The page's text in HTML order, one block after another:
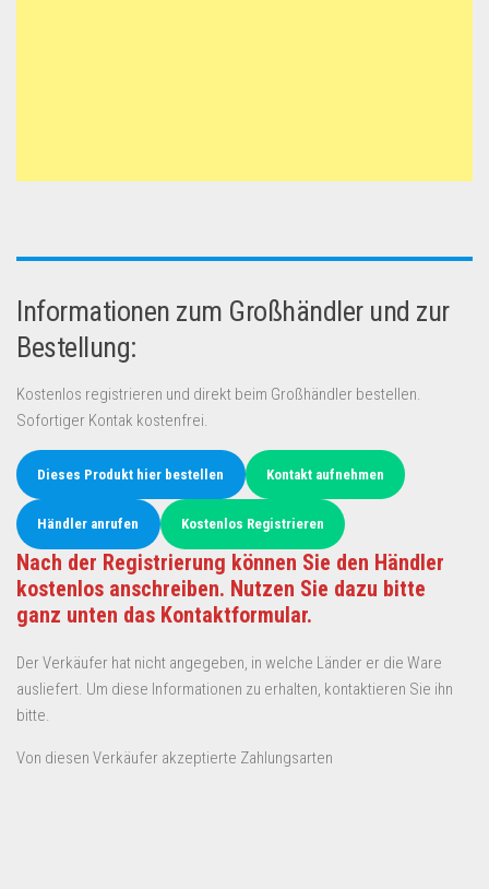
Informationen zum Großhändler und zur
Bestellung:
Kostenlos registrieren und direkt beim Großhändler bestellen.
Sofortiger Kontak kostenfrei.
Dieses Produkt hier bestellen Kontakt aufnehmen
Händler anrufen Kostenlos Registrieren
Nach der Registrierung können Sie den Händler
kostenlos anschreiben. Nutzen Sie dazu bitte
ganz unten das Kontaktformular.
Der Verkäufer hat nicht angegeben, in welche Länder er die Ware
ausliefert. Um diese Informationen zu erhalten, kontaktieren Sie ihn
bitte.
Von diesen Verkäufer akzeptierte Zahlungsarten